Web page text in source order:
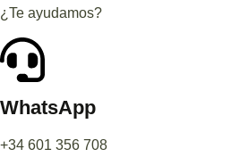
¿Te ayudamos?
WhatsApp
+34 601 356 708